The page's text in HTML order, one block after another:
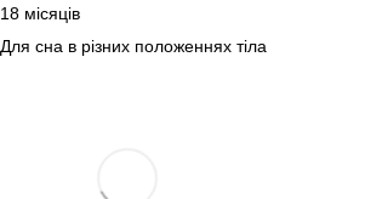
18 місяців
Для сна в різних положеннях тіла